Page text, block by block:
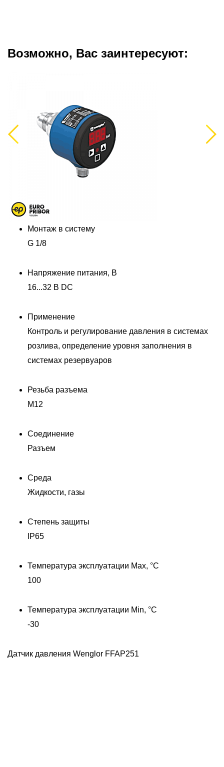
Возможно, Вас заинтересуют:
Previous
Монтаж в систему
G 1/8
Напряжение питания, В
16...32 В DC
Применение
Контроль и регулирование давления в системах
розлива, определение уровня заполнения в
системах резервуаров
Резьба разъема
M12
Соединение
Разъем
Среда
Жидкости, газы
Степень защиты
IP65
Температура эксплуатации Max, °C
100
Температура эксплуатации Min, °C
-30
Датчик давления Wenglor FFAP251
Next